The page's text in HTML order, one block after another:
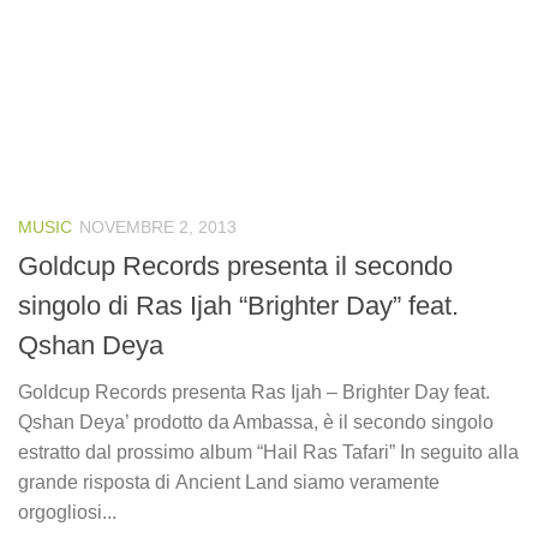
MUSIC NOVEMBRE 2, 2013
Goldcup Records presenta il secondo
singolo di Ras Ijah “Brighter Day” feat.
Qshan Deya
Goldcup Records presenta Ras Ijah – Brighter Day feat.
Qshan Deya’ prodotto da Ambassa, è il secondo singolo
estratto dal prossimo album “Hail Ras Tafari” In seguito alla
grande risposta di Ancient Land siamo veramente
orgogliosi...